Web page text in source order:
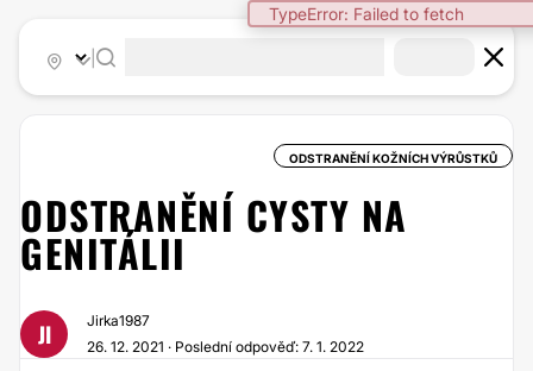
TypeError: Failed to fetch
ODSTRANĚNÍ KOŽNÍCH VÝRŮSTKŮ
ODSTRANĚNÍ CYSTY NA
GENITÁLII
JI
Jirka1987
26. 12. 2021 · Poslední odpověď: 7. 1. 2022